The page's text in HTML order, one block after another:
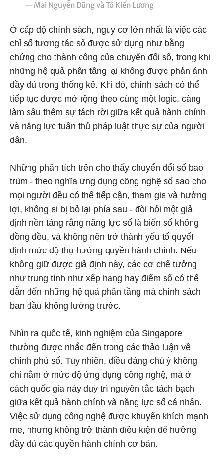
— Mai Nguyễn Dũng và Tô Kiến Lương
Ở cấp độ chính sách, nguy cơ lớn nhất là việc các
chỉ số tương tác số được sử dụng như bằng
chứng cho thành công của chuyển đổi số, trong khi
những hệ quả phân tầng lại không được phản ánh
đầy đủ trong thống kê. Khi đó, chính sách có thể
tiếp tục được mở rộng theo cùng một logic, càng
làm sâu thêm sự tách rời giữa kết quả hành chính
và năng lực tuân thủ pháp luật thực sự của người
dân.
Những phân tích trên cho thấy chuyển đổi số bao
trùm - theo nghĩa ứng dụng công nghệ số sao cho
mọi người đều có thể tiếp cận, tham gia và hưởng
lợi, không ai bị bỏ lại phía sau - đòi hỏi một giả
định nền tảng rằng năng lực số là biến số không
đồng đều, và không nên trở thành yếu tố quyết
định mức độ thụ hưởng quyền hành chính. Nếu
không giữ được giả định này, các cơ chế tưởng
như trung tính như xếp hạng hay điểm số có thể
dẫn đến những hệ quả phân tầng mà chính sách
ban đầu không lường trước.
Nhìn ra quốc tế, kinh nghiệm của Singapore
thường được nhắc đến trong các thảo luận về
chính phủ số. Tuy nhiên, điều đáng chú ý không
chỉ nằm ở mức độ ứng dụng công nghệ, mà ở
cách quốc gia này duy trì nguyên tắc tách bạch
giữa kết quả hành chính và năng lực số cá nhân.
Việc sử dụng công nghệ được khuyến khích mạnh
mẽ, nhưng không trở thành điều kiện để hưởng
đầy đủ các quyền hành chính cơ bản.